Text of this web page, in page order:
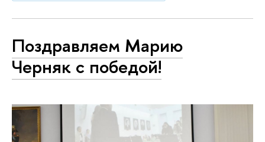
Поздравляем Марию
Черняк с победой!